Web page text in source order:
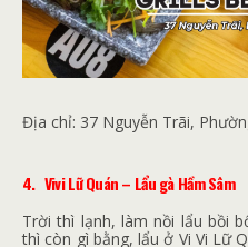
Địa chỉ: 37 Nguyễn Trãi,
4. Vivi Lữ Quán – Lẩu gà Hầm Sâm
Trời thì lạnh, làm nồi lẩu bồi
thì còn gì bằng, lẩu ở Vi Vi Lữ